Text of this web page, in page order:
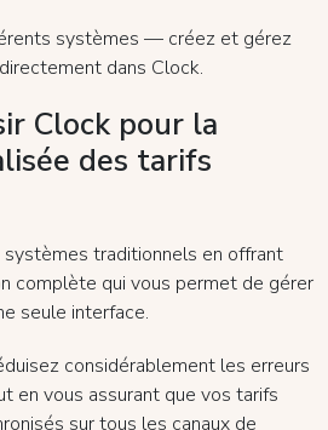
systèmes — créez et gérez
dans Clock.
Clock pour la
des tarifs
traditionnels en offrant
complète qui vous permet de gérer
seule interface.
considérablement les erreurs
en vous assurant que vos tarifs
sur tous les canaux de